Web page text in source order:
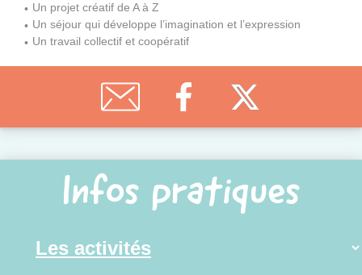
Un projet créatif de A à Z
Un séjour qui développe l’imagination et l’expression
Un travail collectif et coopératif
Infos pratiques